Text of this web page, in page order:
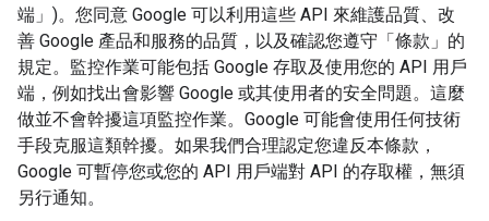
端」)。您同意 Google 可以利用這些 API 來維護品質、改
善 Google 產品和服務的品質，以及確認您遵守「條款」的
規定。監控作業可能包括 Google 存取及使用您的 API 用戶
端，例如找出會影響 Google 或其使用者的安全問題。這麼
做並不會幹擾這項監控作業。Google 可能會使用任何技術
手段克服這類幹擾。如果我們合理認定您違反本條款，
Google 可暫停您或您的 API 用戶端對 API 的存取權，無須
另行通知。